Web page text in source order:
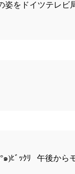
をドイツテレ
)ﾋﾞｯｸﾘ 午後か